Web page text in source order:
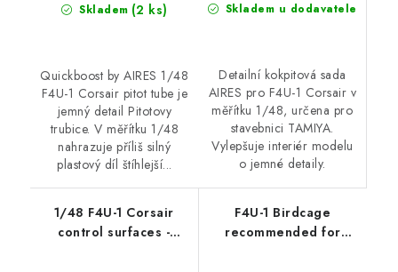
Skladem (2 ks)
Quickboost by AIRES 1/48
F4U-1 Corsair pitot tube je
jemný detail Pitotovy
trubice. V měřítku 1/48
nahrazuje příliš silný
plastový díl štíhlejší...
Skladem u dodavatele
Detailní kokpitová sada
AIRES pro F4U-1 Corsair v
měřítku 1/48, určena pro
stavebnici TAMIYA.
Vylepšuje interiér modelu
o jemné detaily.
1/48 F4U-1 Corsair
control surfaces -
F4U-1 Birdcage
recommended for